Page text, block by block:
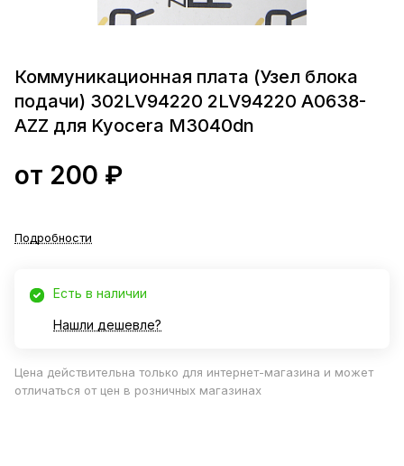
Коммуникационная плата (Узел блока
подачи) 302LV94220 2LV94220 A0638-
AZZ для Kyocera M3040dn
от 200 ₽
Подробности
Есть в наличии
Нашли дешевле?
Цена действительна только для интернет-магазина и может
отличаться от цен в розничных магазинах